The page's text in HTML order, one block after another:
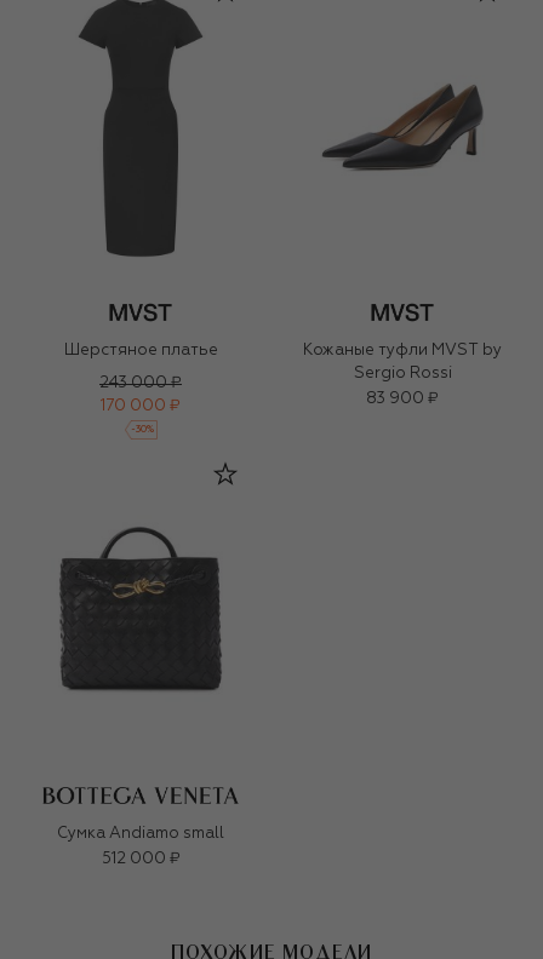
Шерстяное платье
243 000 ₽
170 000 ₽
-30%
Кожаные туфли MVST by
Sergio Rossi
83 900 ₽
Сумка Andiamo small
512 000 ₽
ПОХОЖИЕ МОДЕЛИ